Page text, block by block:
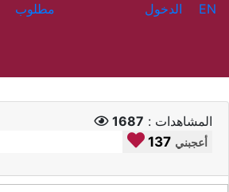
مطلوب
الدخول
EN
المشاهدات : 1687
137 أعجبني